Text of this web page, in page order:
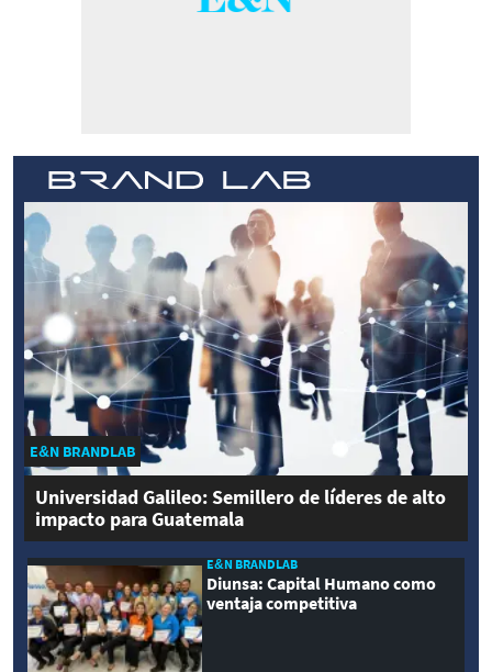
E&N BRANDLAB
Universidad Galileo: Semillero de líderes de alto
impacto para Guatemala
E&N BRANDLAB
Diunsa: Capital Humano como
ventaja competitiva